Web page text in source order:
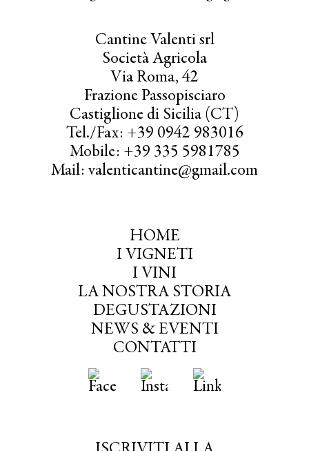
Cantine Valenti srl
Società Agricola
Via Roma, 42
Frazione Passopisciaro
Castiglione di Sicilia (CT)
Tel./Fax: +39 0942 983016
Mobile: +39 335 5981785
Mail: valenticantine@gmail.com
HOME
I VIGNETI
I VINI
LA NOSTRA STORIA
DEGUSTAZIONI
NEWS & EVENTI
CONTATTI